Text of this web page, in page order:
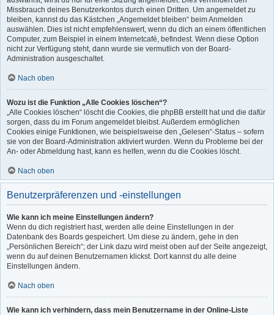
Missbrauch deines Benutzerkontos durch einen Dritten. Um angemeldet zu
bleiben, kannst du das Kästchen „Angemeldet bleiben“ beim Anmelden
auswählen. Dies ist nicht empfehlenswert, wenn du dich an einem öffentlichen
Computer, zum Beispiel in einem Internetcafé, befindest. Wenn diese Option
nicht zur Verfügung steht, dann wurde sie vermutlich von der Board-
Administration ausgeschaltet.
Nach oben
Wozu ist die Funktion „Alle Cookies löschen“?
„Alle Cookies löschen“ löscht die Cookies, die phpBB erstellt hat und die dafür
sorgen, dass du im Forum angemeldet bleibst. Außerdem ermöglichen
Cookies einige Funktionen, wie beispielsweise den „Gelesen“-Status – sofern
sie von der Board-Administration aktiviert wurden. Wenn du Probleme bei der
An- oder Abmeldung hast, kann es helfen, wenn du die Cookies löscht.
Nach oben
Benutzerpräferenzen und -einstellungen
Wie kann ich meine Einstellungen ändern?
Wenn du dich registriert hast, werden alle deine Einstellungen in der
Datenbank des Boards gespeichert. Um diese zu ändern, gehe in den
„Persönlichen Bereich“; der Link dazu wird meist oben auf der Seite angezeigt,
wenn du auf deinen Benutzernamen klickst. Dort kannst du alle deine
Einstellungen ändern.
Nach oben
Wie kann ich verhindern, dass mein Benutzername in der Online-Liste